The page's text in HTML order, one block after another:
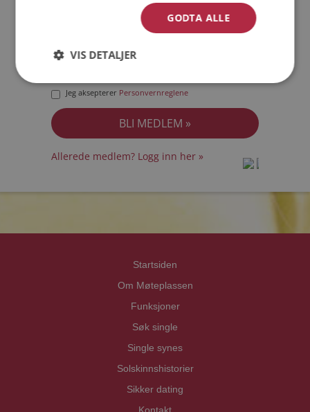
Jeg aksepterer Personvernreglene
Allerede medlem? Logg inn her »
Startsiden
Om Møteplassen
Funksjoner
Søk single
Single synes
Solskinnshistorier
Sikker dating
GODTA ALLE
VIS DETALJER